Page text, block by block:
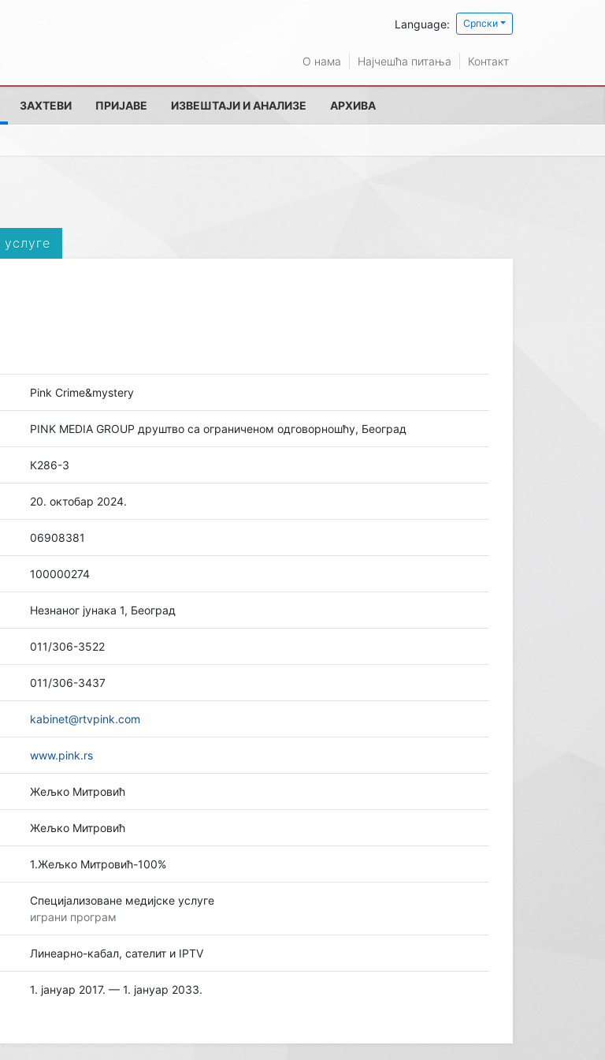
Language: Српски
О нама Најчешћа питања Контакт
ЗАХТЕВИ ПРИЈАВЕ ИЗВЕШТАЈИ И АНАЛИЗЕ АРХИВА
Pink Crime&mystery
PINK MEDIA GROUP друштво са ограниченом одговорношћу, Београд
К286-3
20. октобар 2024.
06908381
100000274
Незнаног јунака 1, Београд
011/306-3522
011/306-3437
kabinet@rtvpink.com
www.pink.rs
Жељко Митровић
Жељко Митровић
1.Жељко Митровић-100%
Специјализоване медијске услуге
играни програм
Линеарно-кабал, сателит и IPTV
1. јануар 2017. — 1. јануар 2033.